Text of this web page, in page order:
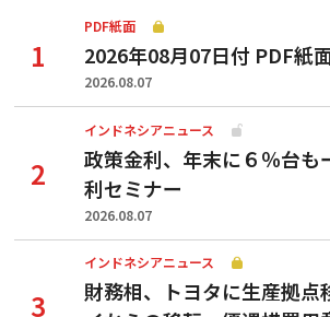
PDF紙面
2026年08月07日付 PDF紙
2026.08.07
インドネシアニュース
政策金利、年末に６％台も
利セミナー
2026.08.07
インドネシアニュース
財務相、トヨタに生産拠